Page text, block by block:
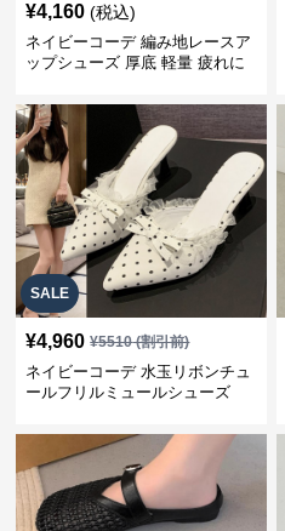
¥4,160 (税込)
ネイビーコーデ 編み地レースア
ップシューズ 厚底 軽量 疲れに
SALE
¥4,960 ¥5510(割引前)
ネイビーコーデ 水玉リボンチュ
ールフリルミュールシューズ